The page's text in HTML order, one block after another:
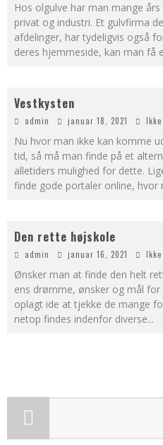
Hos olgulve har man mange
privat og industri. Et gulvfirma
afdelinger, har tydeligvis også
deres hjemmeside, kan man få e
Vestkysten
admin januar 18, 2021
Nu hvor man ikke kan komme
tid, så må man finde på et
alletiders mulighed for dette.
finde gode portaler online, hvor
Den rette højskole
admin januar 16, 2021
Ønsker man at finde den helt
ens drømme, ønsker og mål
oplagt ide at tjekke de mange
netop findes indenfor diverse...